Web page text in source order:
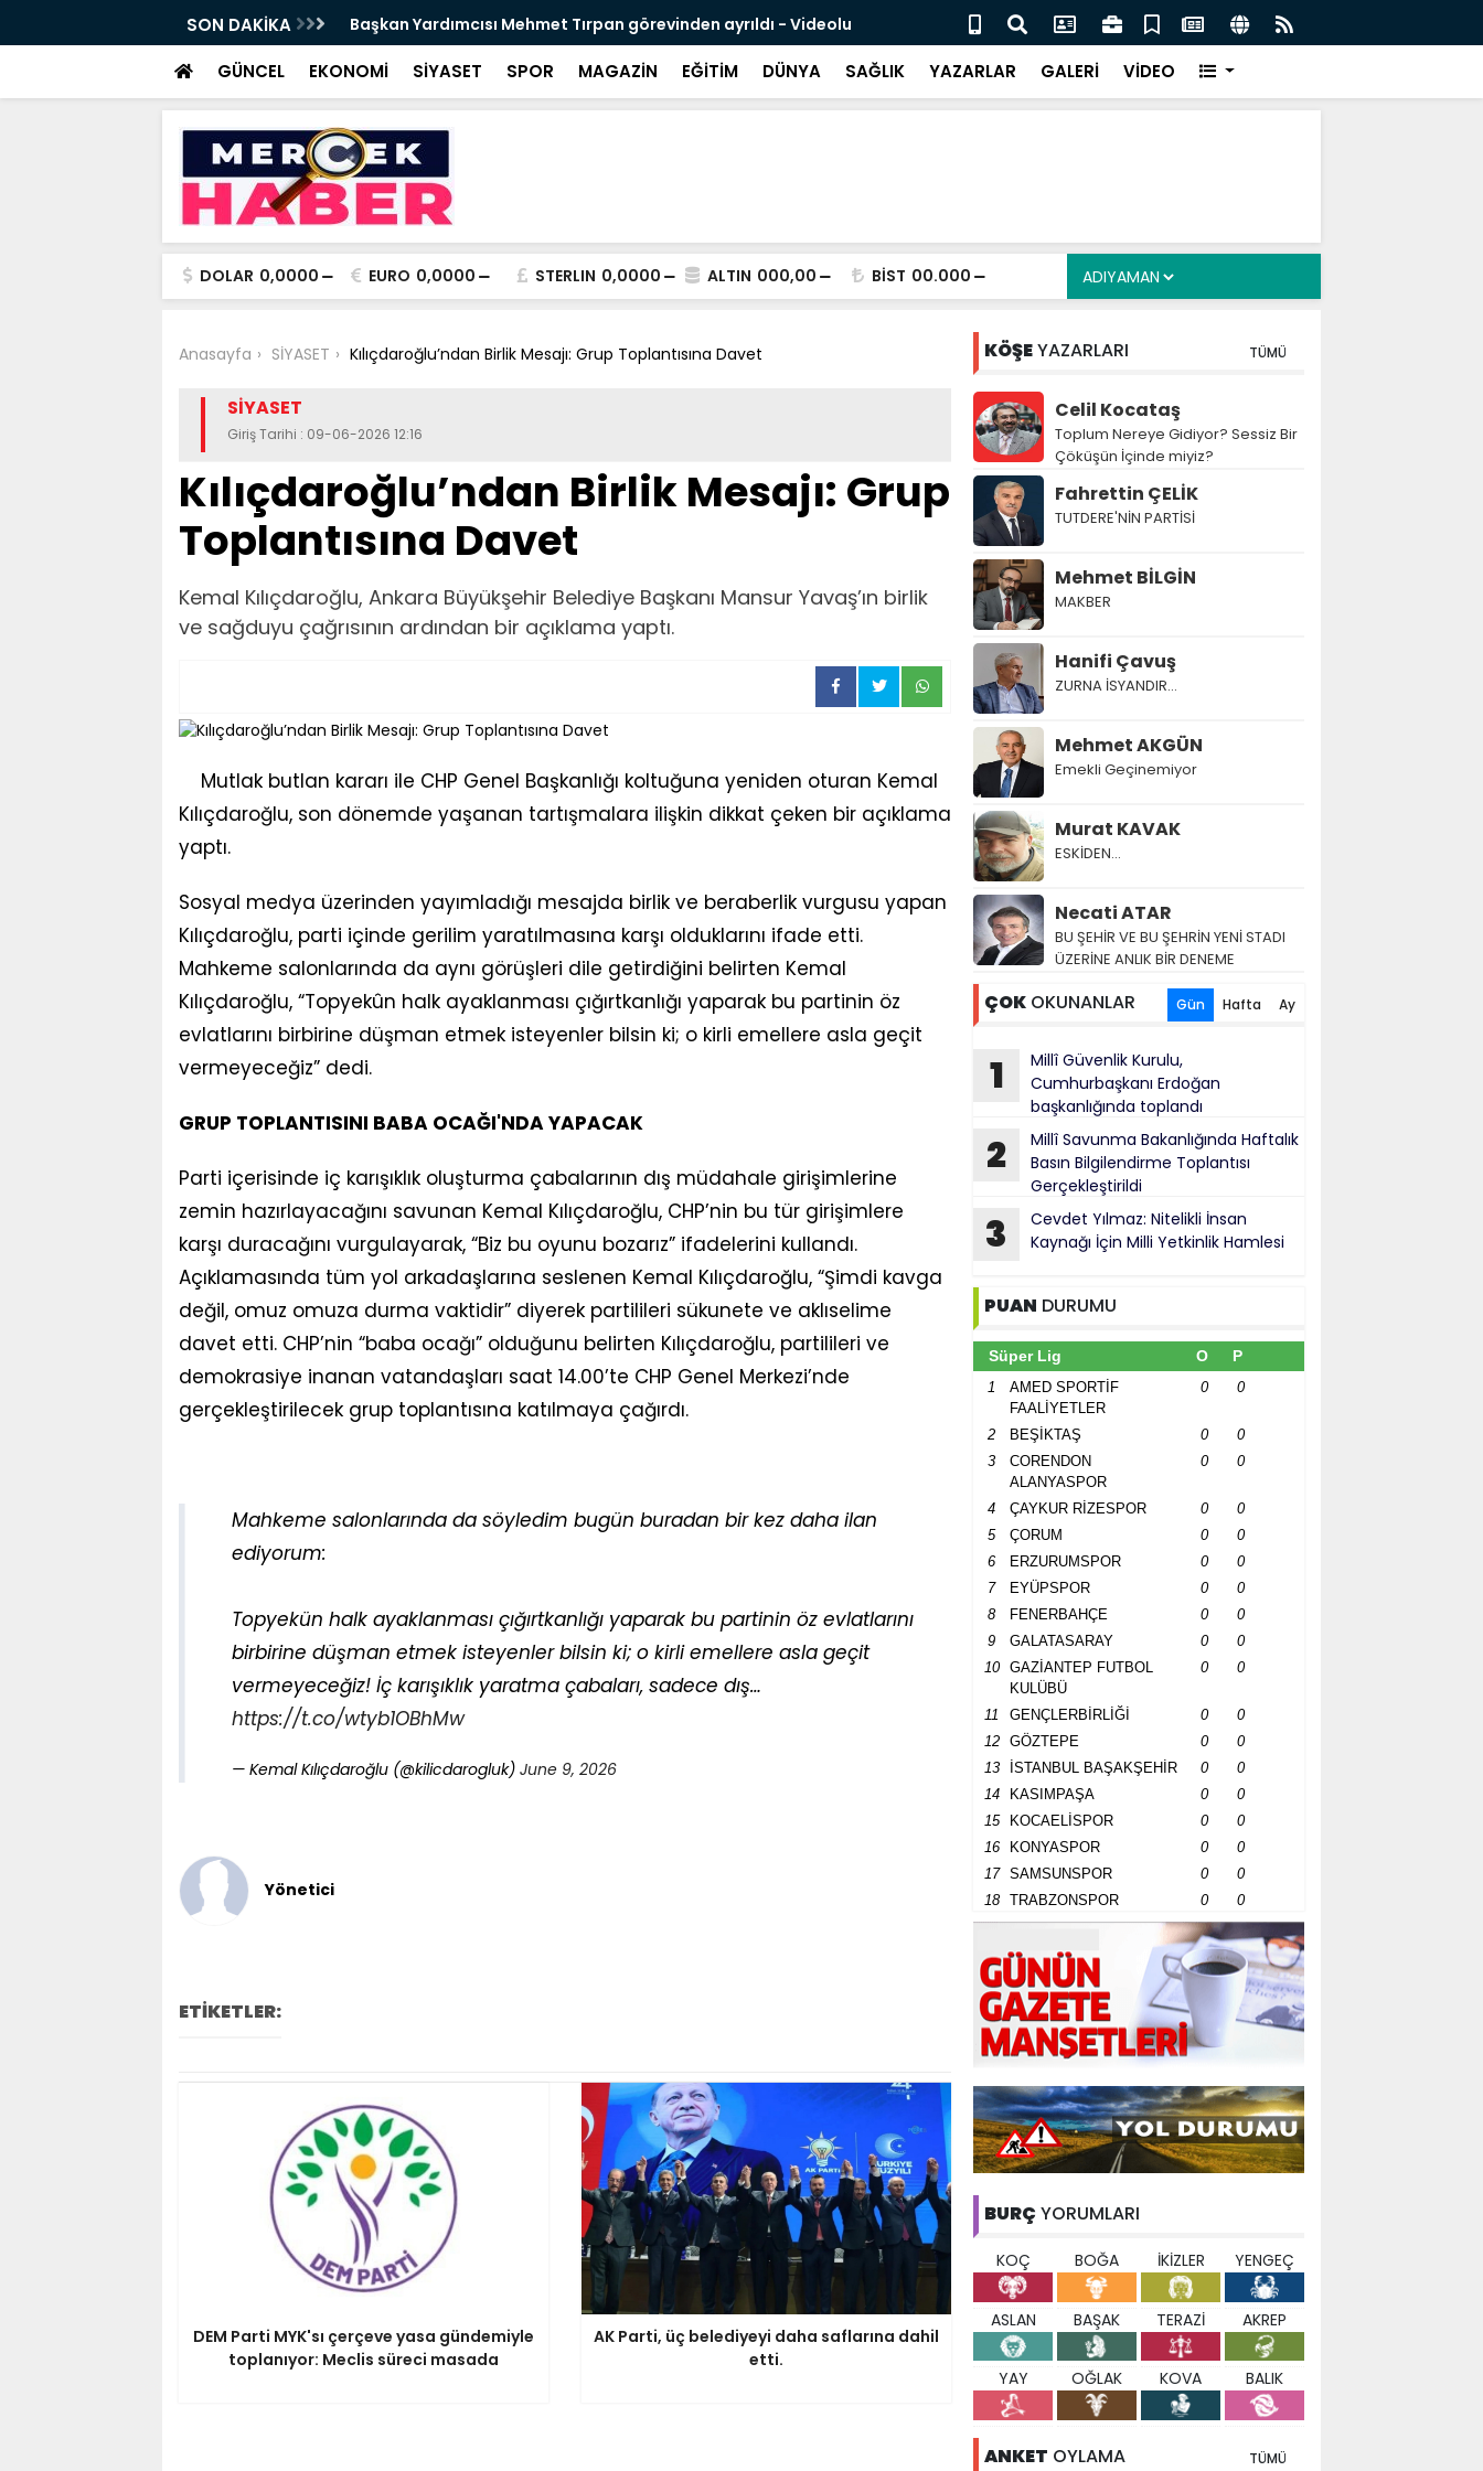
SON DAKİKA
Haftalık Basın Bilgilendirme Toplantısı
Başkan Yardımcısı Mehmet Tırpan görevinden ayrıldı - Videolu
Haber
Cevdet Yılmaz: Nitelikli İnsan Kaynağı İçin Milli Yetkinlik Hamlesi
GÜNCEL EKONOMİ SİYASET SPOR MAGAZİN EĞİTİM DÜNYA SAĞLIK YAZARLAR GALERİ VİDEO
DOLAR 0,0000 EURO 0,0000 STERLIN 0,0000 ALTIN 000,00 BİST 00.000
Anasayfa SİYASET Kılıçdaroğlu’ndan Birlik Mesajı: Grup Toplantısına Davet
SİYASET
Giriş Tarihi : 09-06-2026 12:16
Kılıçdaroğlu’ndan Birlik Mesajı: Grup
Toplantısına Davet
Kemal Kılıçdaroğlu, Ankara Büyükşehir Belediye Başkanı Mansur Yavaş’ın birlik
ve sağduyu çağrısının ardından bir açıklama yaptı.
Mutlak butlan kararı ile CHP Genel Başkanlığı koltuğuna yeniden oturan Kemal
Kılıçdaroğlu, son dönemde yaşanan tartışmalara ilişkin dikkat çeken bir açıklama
yaptı.
Sosyal medya üzerinden yayımladığı mesajda birlik ve beraberlik vurgusu yapan
Kılıçdaroğlu, parti içinde gerilim yaratılmasına karşı olduklarını ifade etti.
Mahkeme salonlarında da aynı görüşleri dile getirdiğini belirten Kemal
Kılıçdaroğlu, “Topyekûn halk ayaklanması çığırtkanlığı yaparak bu partinin öz
evlatlarını birbirine düşman etmek isteyenler bilsin ki; o kirli emellere asla geçit
vermeyeceğiz” dedi.
GRUP TOPLANTISINI BABA OCAĞI'NDA YAPACAK
Parti içerisinde iç karışıklık oluşturma çabalarının dış müdahale girişimlerine
zemin hazırlayacağını savunan Kemal Kılıçdaroğlu, CHP’nin bu tür girişimlere
karşı duracağını vurgulayarak, “Biz bu oyunu bozarız” ifadelerini kullandı.
Açıklamasında tüm yol arkadaşlarına seslenen Kemal Kılıçdaroğlu, “Şimdi kavga
değil, omuz omuza durma vaktidir” diyerek partilileri sükunete ve aklıselime
davet etti. CHP’nin “baba ocağı” olduğunu belirten Kılıçdaroğlu, partilileri ve
demokrasiye inanan vatandaşları saat 14.00’te CHP Genel Merkezi’nde
gerçekleştirilecek grup toplantısına katılmaya çağırdı.
Mahkeme salonlarında da söyledim bugün buradan bir kez daha ilan
ediyorum:
Topyekün halk ayaklanması çığırtkanlığı yaparak bu partinin öz evlatlarını
birbirine düşman etmek isteyenler bilsin ki; o kirli emellere asla geçit
vermeyeceğiz! İç karışıklık yaratma çabaları, sadece dış…
https://t.co/wtyb1OBhMw
— Kemal Kılıçdaroğlu (@kilicdarogluk) June 9, 2026
Yönetici
ETİKETLER:
DEM Parti MYK'sı çerçeve yasa gündemiyle
toplanıyor: Meclis süreci masada
AK Parti, üç belediyeyi daha saflarına dahil
etti.
KÖŞEYAZARLARI TÜMÜ
Celil Kocataş
Toplum Nereye Gidiyor? Sessiz Bir
Çöküşün İçinde miyiz?
Fahrettin ÇELİK
TUTDERE'NİN PARTİSİ
Mehmet BİLGİN
MAKBER
Hanifi Çavuş
ZURNA İSYANDIR...
Mehmet AKGÜN
Emekli Geçinemiyor
Murat KAVAK
ESKİDEN...
Necati ATAR
BU ŞEHİR VE BU ŞEHRİN YENİ STADI
ÜZERİNE ANLIK BİR DENEME
ÇOK OKUNANLAR Gün Hafta Ay
1
Millî Güvenlik Kurulu,
Cumhurbaşkanı Erdoğan
başkanlığında toplandı
2
Millî Savunma Bakanlığında Haftalık
Basın Bilgilendirme Toplantısı
Gerçekleştirildi
3
Cevdet Yılmaz: Nitelikli İnsan
Kaynağı İçin Milli Yetkinlik Hamlesi
PUAN DURUMU
Süper Lig O P
1
AMED SPORTİF
FAALİYETLER
0 0
2 BEŞİKTAŞ 0
0
3
CORENDON
ALANYASPOR
0 0
4 ÇAYKUR RİZESPOR 0
0
5
ÇORUM 0
0
6
ERZURUMSPOR 0
0
7
EYÜPSPOR 0
0
8
FENERBAHÇE 0
0
9
GALATASARAY 0
0
10
GAZİANTEP FUTBOL
KULÜBÜ
0 0
11 GENÇLERBİRLİĞİ 0
0
12
GÖZTEPE 0
0
13
İSTANBUL BAŞAKŞEHİR 0
0
14
KASIMPAŞA 0
0
15
KOCAELİSPOR 0
0
16
KONYASPOR 0
0
17
SAMSUNSPOR 0
0
18
TRABZONSPOR 0 0
BURÇ YORUMLARI
KOÇ BOĞA İKİZLER YENGEÇ
ASLAN BAŞAK TERAZİ AKREP
YAY OĞLAK KOVA BALIK
ANKET OYLAMA TÜMÜ